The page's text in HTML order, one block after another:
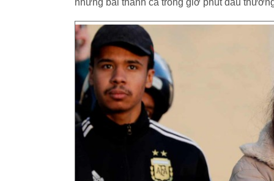
những bài thánh ca trong giờ phút đau